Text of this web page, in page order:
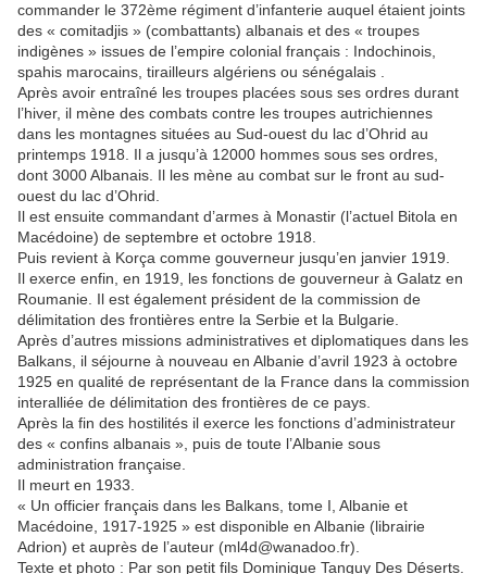
commander le 372ème régiment d’infanterie auquel étaient joints
des « comitadjis » (combattants) albanais et des « troupes
indigènes » issues de l’empire colonial français : Indochinois,
spahis marocains, tirailleurs algériens ou sénégalais .
Après avoir entraîné les troupes placées sous ses ordres durant
l’hiver, il mène des combats contre les troupes autrichiennes
dans les montagnes situées au Sud-ouest du lac d’Ohrid au
printemps 1918. Il a jusqu’à 12000 hommes sous ses ordres,
dont 3000 Albanais. Il les mène au combat sur le front au sud-
ouest du lac d’Ohrid.
Il est ensuite commandant d’armes à Monastir (l’actuel Bitola en
Macédoine) de septembre et octobre 1918.
Puis revient à Korça comme gouverneur jusqu’en janvier 1919.
Il exerce enfin, en 1919, les fonctions de gouverneur à Galatz en
Roumanie. Il est également président de la commission de
délimitation des frontières entre la Serbie et la Bulgarie.
Après d’autres missions administratives et diplomatiques dans les
Balkans, il séjourne à nouveau en Albanie d’avril 1923 à octobre
1925 en qualité de représentant de la France dans la commission
interalliée de délimitation des frontières de ce pays.
Après la fin des hostilités il exerce les fonctions d’administrateur
des « confins albanais », puis de toute l’Albanie sous
administration française.
Il meurt en 1933.
« Un officier français dans les Balkans, tome I, Albanie et
Macédoine, 1917-1925 » est disponible en Albanie (librairie
Adrion) et auprès de l’auteur (ml4d@wanadoo.fr).
Texte et photo : Par son petit fils Dominique Tanguy Des Déserts.